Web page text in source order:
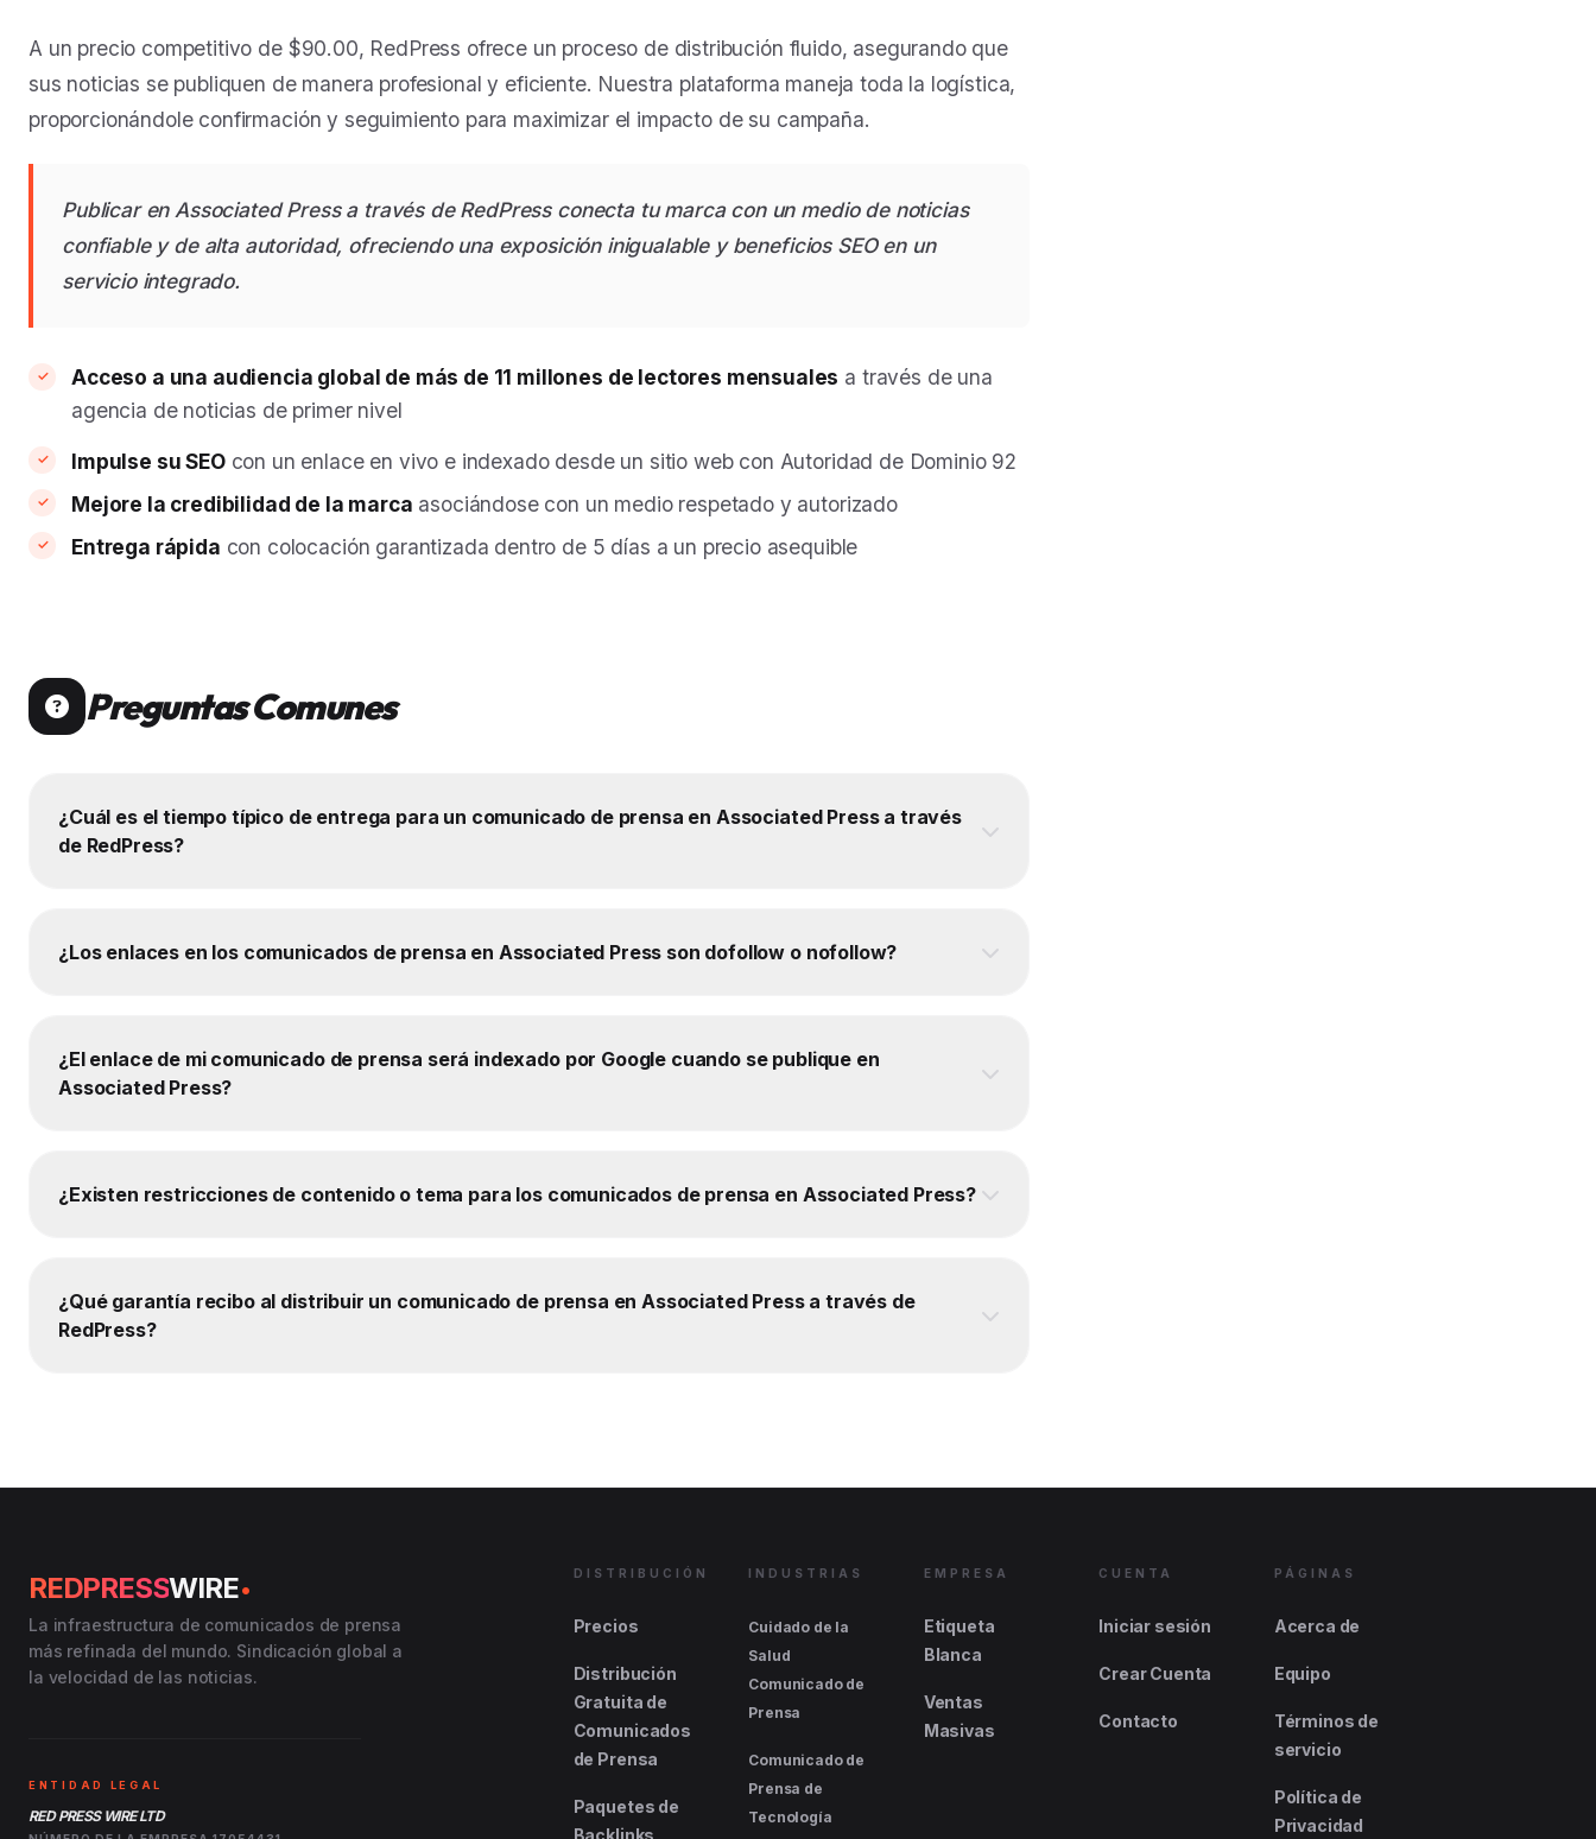
A un precio competitivo de $90.00, RedPress ofrece un proceso de distribución fluido, asegurando que
sus noticias se publiquen de manera profesional y eficiente. Nuestra plataforma maneja toda la logística,
proporcionándole confirmación y seguimiento para maximizar el impacto de su campaña.
Publicar en Associated Press a través de RedPress conecta tu marca con un medio de noticias
confiable y de alta autoridad, ofreciendo una exposición inigualable y beneficios SEO en un
servicio integrado.
Acceso a una audiencia global de más de 11 millones de lectores mensuales a través de una
agencia de noticias de primer nivel
Impulse su SEOcon un enlace en vivo e indexado desde un sitio web con Autoridad de Dominio 92
Mejore la credibilidad de la marca asociándose con un medio respetado y autorizado
Entrega rápida con colocación garantizada dentro de 5 días a un precio asequible
Preguntas Comunes
¿Cuál es el tiempo típico de entrega para un comunicado de prensa en Associated Press a través
de RedPress?
¿Los enlaces en los comunicados de prensa en Associated Press son dofollow o nofollow?
¿El enlace de mi comunicado de prensa será indexado por Google cuando se publique en
Associated Press?
¿Existen restricciones de contenido o tema para los comunicados de prensa en Associated Press?
¿Qué garantía recibo al distribuir un comunicado de prensa en Associated Press a través de
RedPress?
REDPRESSWIRE.
La infraestructura de comunicados de prensa
más refinada del mundo. Sindicación global a
la velocidad de las noticias.
ENTIDAD LEGAL
RED PRESS WIRE LTD
DISTRIBUCIÓN
Precios
Distribución
Gratuita de
Comunicados
de Prensa
Paquetes de
Backlinks
INDUSTRIAS
Cuidado de la
Salud
Comunicado de
Prensa
Comunicado de
Prensa de
Tecnología
EMPRESA
Etiqueta
Blanca
Ventas
Masivas
CUENTA
Iniciar sesión
Crear Cuenta
Contacto
PÁGINAS
Acerca de
Equipo
Términos de
servicio
Política de
Privacidad